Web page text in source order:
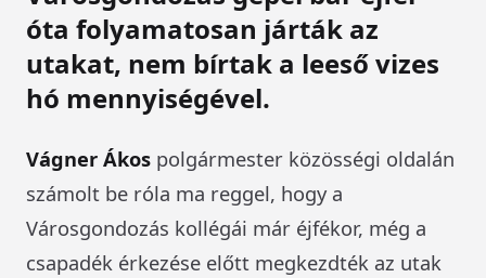
óta folyamatosan járták az
utakat, nem bírtak a leeső vizes
hó mennyiségével.
Vágner Ákos polgármester közösségi oldalán
számolt be róla ma reggel, hogy a
Városgondozás kollégái már éjfékor, még a
csapadék érkezése előtt megkezdték az utak